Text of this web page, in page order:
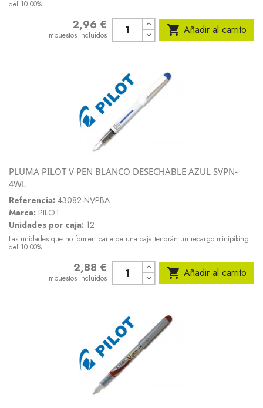
del 10.00%
2,96 €
Impuestos incluidos  Añadir al carrito
PLUMA PILOT V PEN BLANCO DESECHABLE AZUL SVPN-
4WL
Referencia: 43082-NVPBA
Marca: PILOT
Unidades por caja: 12
Las unidades que no formen parte de una caja tendrán un recargo minipiking
del 10.00%
2,88 €
Impuestos incluidos  Añadir al carrito